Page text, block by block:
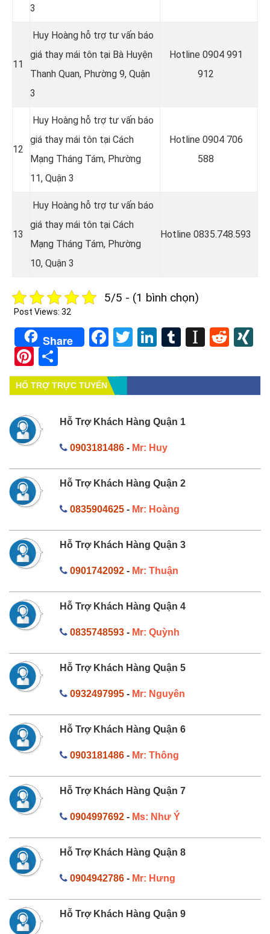
3
11
Huy Hoàng hỗ trợ tư vấn báo
giá thay mái tôn tại Bà Huyện
Thanh Quan, Phường 9, Quận
3
Hotline 0904 991
912
12
Huy Hoàng hỗ trợ tư vấn báo
giá thay mái tôn tại Cách
Mạng Tháng Tám, Phường
11, Quận 3
Hotline 0904 706
588
13
Huy Hoàng hỗ trợ tư vấn báo
giá thay mái tôn tại Cách
Mạng Tháng Tám, Phường
10, Quận 3
Hotline 0835.748.593
5/5 - (1 bình chọn)
Post Views: 32
Share Facebook
TwitterLinkedIn
Tumblr
Pinterest
HỔ TRỢ TRỰC TUYẾN
Hỗ Trợ Khách Hàng Quận 1
0903181486- Mr: Huy
Hỗ Trợ Khách Hàng Quận 2
0835904625- Mr: Hoàng
Hỗ Trợ Khách Hàng Quận 3
0901742092- Mr: Thuận
Hỗ Trợ Khách Hàng Quận 4
0835748593- Mr: Quỳnh
Hỗ Trợ Khách Hàng Quận 5
0932497995- Mr: Nguyên
Hỗ Trợ Khách Hàng Quận 6
0903181486- Mr: Thông
Hỗ Trợ Khách Hàng Quận 7
0904997692- Ms: Như Ý
Hỗ Trợ Khách Hàng Quận 8
0904942786- Mr: Hưng
Hỗ Trợ Khách Hàng Quận 9